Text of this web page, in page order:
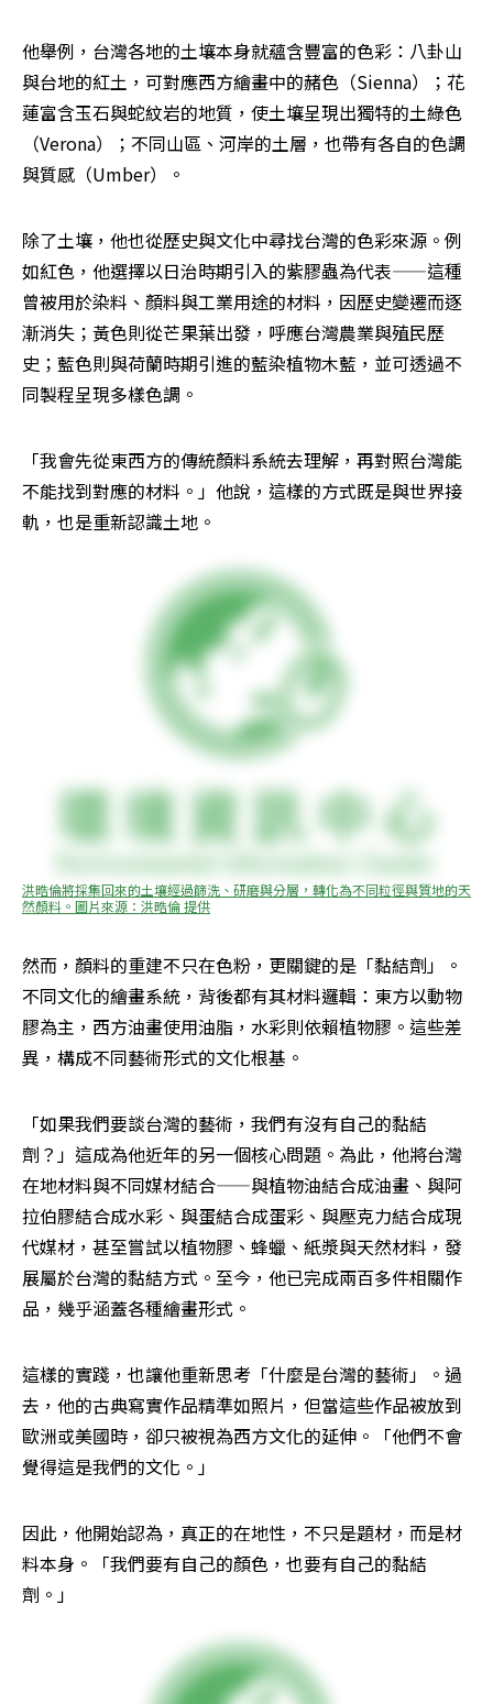
他舉例，台灣各地的土壤本身就蘊含豐富的色彩：八卦山
與台地的紅土，可對應西方繪畫中的赭色（Sienna）；花
蓮富含玉石與蛇紋岩的地質，使土壤呈現出獨特的土綠色
（Verona）；不同山區、河岸的土層，也帶有各自的色調
與質感（Umber）。
除了土壤，他也從歷史與文化中尋找台灣的色彩來源。例
如紅色，他選擇以日治時期引入的紫膠蟲為代表——這種
曾被用於染料、顏料與工業用途的材料，因歷史變遷而逐
漸消失；黃色則從芒果葉出發，呼應台灣農業與殖民歷
史；藍色則與荷蘭時期引進的藍染植物木藍，並可透過不
同製程呈現多樣色調。
「我會先從東西方的傳統顏料系統去理解，再對照台灣能
不能找到對應的材料。」他說，這樣的方式既是與世界接
軌，也是重新認識土地。
洪晧倫將採集回來的土壤經過篩洗、研磨與分層，轉化為不同粒徑與質地的天
然顏料。圖片來源：洪晧倫 提供
然而，顏料的重建不只在色粉，更關鍵的是「黏結劑」。
不同文化的繪畫系統，背後都有其材料邏輯：東方以動物
膠為主，西方油畫使用油脂，水彩則依賴植物膠。這些差
異，構成不同藝術形式的文化根基。
「如果我們要談台灣的藝術，我們有沒有自己的黏結
劑？」這成為他近年的另一個核心問題。為此，他將台灣
在地材料與不同媒材結合——與植物油結合成油畫、與阿
拉伯膠結合成水彩、與蛋結合成蛋彩、與壓克力結合成現
代媒材，甚至嘗試以植物膠、蜂蠟、紙漿與天然材料，發
展屬於台灣的黏結方式。至今，他已完成兩百多件相關作
品，幾乎涵蓋各種繪畫形式。
這樣的實踐，也讓他重新思考「什麼是台灣的藝術」。過
去，他的古典寫實作品精準如照片，但當這些作品被放到
歐洲或美國時，卻只被視為西方文化的延伸。「他們不會
覺得這是我們的文化。」
因此，他開始認為，真正的在地性，不只是題材，而是材
料本身。「我們要有自己的顏色，也要有自己的黏結
劑。」